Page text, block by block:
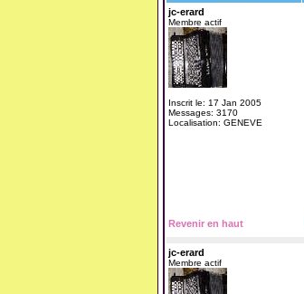
jc-erard
Membre actif
Inscrit le: 17 Jan 2005
Messages: 3170
Localisation: GENEVE
Revenir en haut
jc-erard
Membre actif